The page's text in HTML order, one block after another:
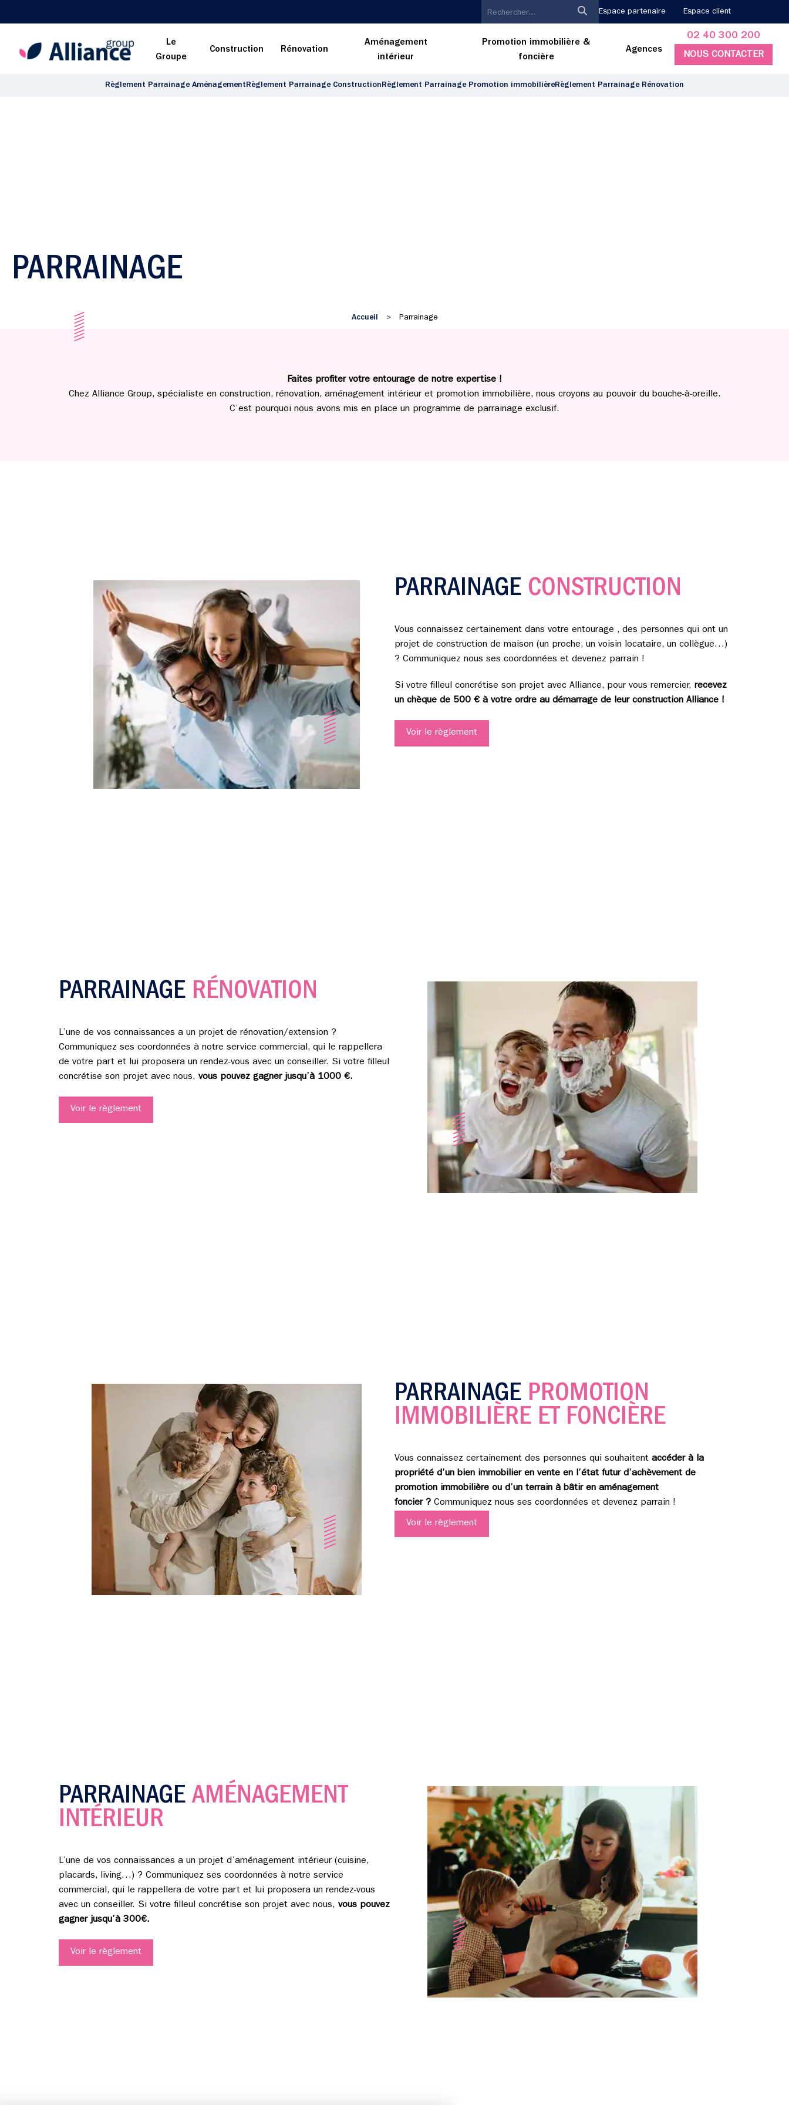
Espace partenaire Espace client
Le
Groupe
Construction Rénovation
Aménagement
intérieur
Promotion immobilière &
foncière
Agences
02 40 300 200
NOUS CONTACTER
Règlement Parrainage AménagementRèglement Parrainage ConstructionRèglement Parrainage Promotion immobilièreRèglement Parrainage Rénovation
PARRAINAGE
Accueil > Parrainage
Faites profiter votre entourage de notre expertise !
Chez Alliance Group, spécialiste en construction, rénovation, aménagement intérieur et promotion immobilière, nous croyons au pouvoir du bouche-à-oreille.
C’est pourquoi nous avons mis en place un programme de parrainage exclusif.
PARRAINAGE CONSTRUCTION
Vous connaissez certainement dans votre entourage , des personnes qui ont un
projet de construction de maison (un proche, un voisin locataire, un collègue…)
? Communiquez nous ses coordonnées et devenez parrain !
Si votre filleul concrétise son projet avec Alliance, pour vous remercier, recevez
un chèque de 500 € à votre ordre au démarrage de leur construction Alliance !
Voir le règlement
PARRAINAGE RÉNOVATION
L’une de vos connaissances a un projet de rénovation/extension ?
Communiquez ses coordonnées à notre service commercial, qui le rappellera
de votre part et lui proposera un rendez-vous avec un conseiller. Si votre filleul
concrétise son projet avec nous, vous pouvez gagner jusqu’à 1000 €.
Voir le règlement
PARRAINAGE PROMOTION
IMMOBILIÈRE ET FONCIÈRE
Vous connaissez certainement des personnes qui souhaitent accéder à la
propriété d’un bien immobilier en vente en l’état futur d’achèvement de
promotion immobilière ou d’un terrain à bâtir en aménagement
foncier ? Communiquez nous ses coordonnées et devenez parrain !
Voir le règlement
PARRAINAGE AMÉNAGEMENT
INTÉRIEUR
L’une de vos connaissances a un projet d’aménagement intérieur (cuisine,
placards, living…) ? Communiquez ses coordonnées à notre service
commercial, qui le rappellera de votre part et lui proposera un rendez-vous
avec un conseiller. Si votre filleul concrétise son projet avec nous, vous pouvez
gagner jusqu’à 300€.
Voir le règlement